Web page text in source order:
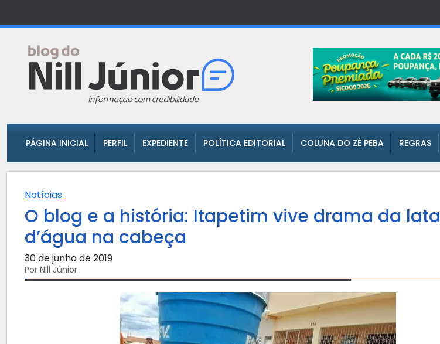
PÁGINA INICIAL PERFIL EXPEDIENTE POLÍTICA EDITORIAL COLUNA DO ZÉ PEBA REGRAS
Notícias
O blog e a história: Itapetim vive drama da lata
d’água na cabeça
30 de junho de 2019
Por Nill Júnior